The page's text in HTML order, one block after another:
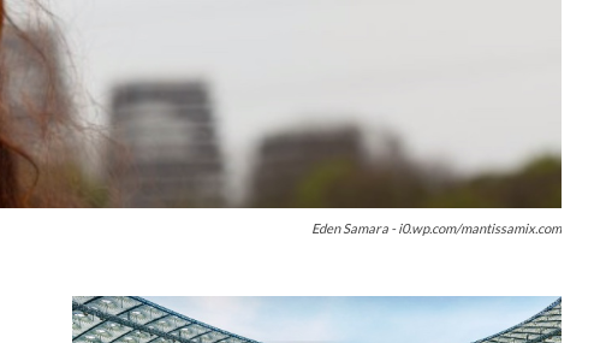
Eden Samara - i0.wp.com/mantissamix.com